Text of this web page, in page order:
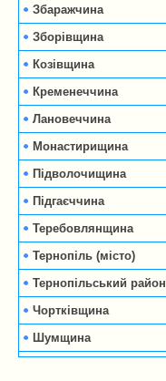
Збаражчина
Зборівщина
Козівщина
Кременеччина
Лановеччина
Монастирищина
Підволочищина
Підгаєччина
Теребовлянщина
Тернопіль (місто)
Тернопільський район
Чортківщина
Шумщина